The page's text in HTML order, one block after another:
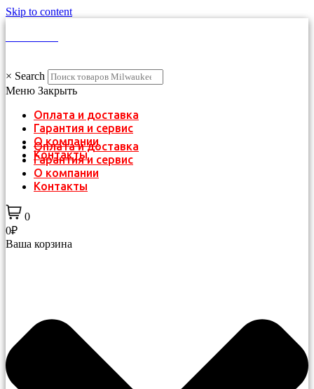
Skip to content
× Search
Меню Закрыть
Оплата и доставка
Гарантия и сервис
О компании
Контакты
Оплата и доставка
Гарантия и сервис
О компании
Контакты
0
0₽
Ваша корзина